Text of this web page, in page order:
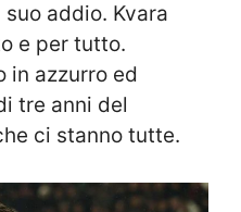
addio. Kvara
e per tutto.
in azzurro ed
tre anni del
ci stanno tutte.